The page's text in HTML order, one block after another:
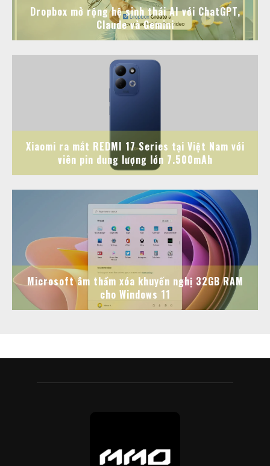
Dropbox mở rộng hệ sinh thái AI với ChatGPT,
Claude và Gemini
Xiaomi ra mắt REDMI 17 Series tại Việt Nam với
viên pin dung lượng lớn 7.500mAh
Microsoft âm thầm xóa khuyến nghị 32GB RAM
cho Windows 11